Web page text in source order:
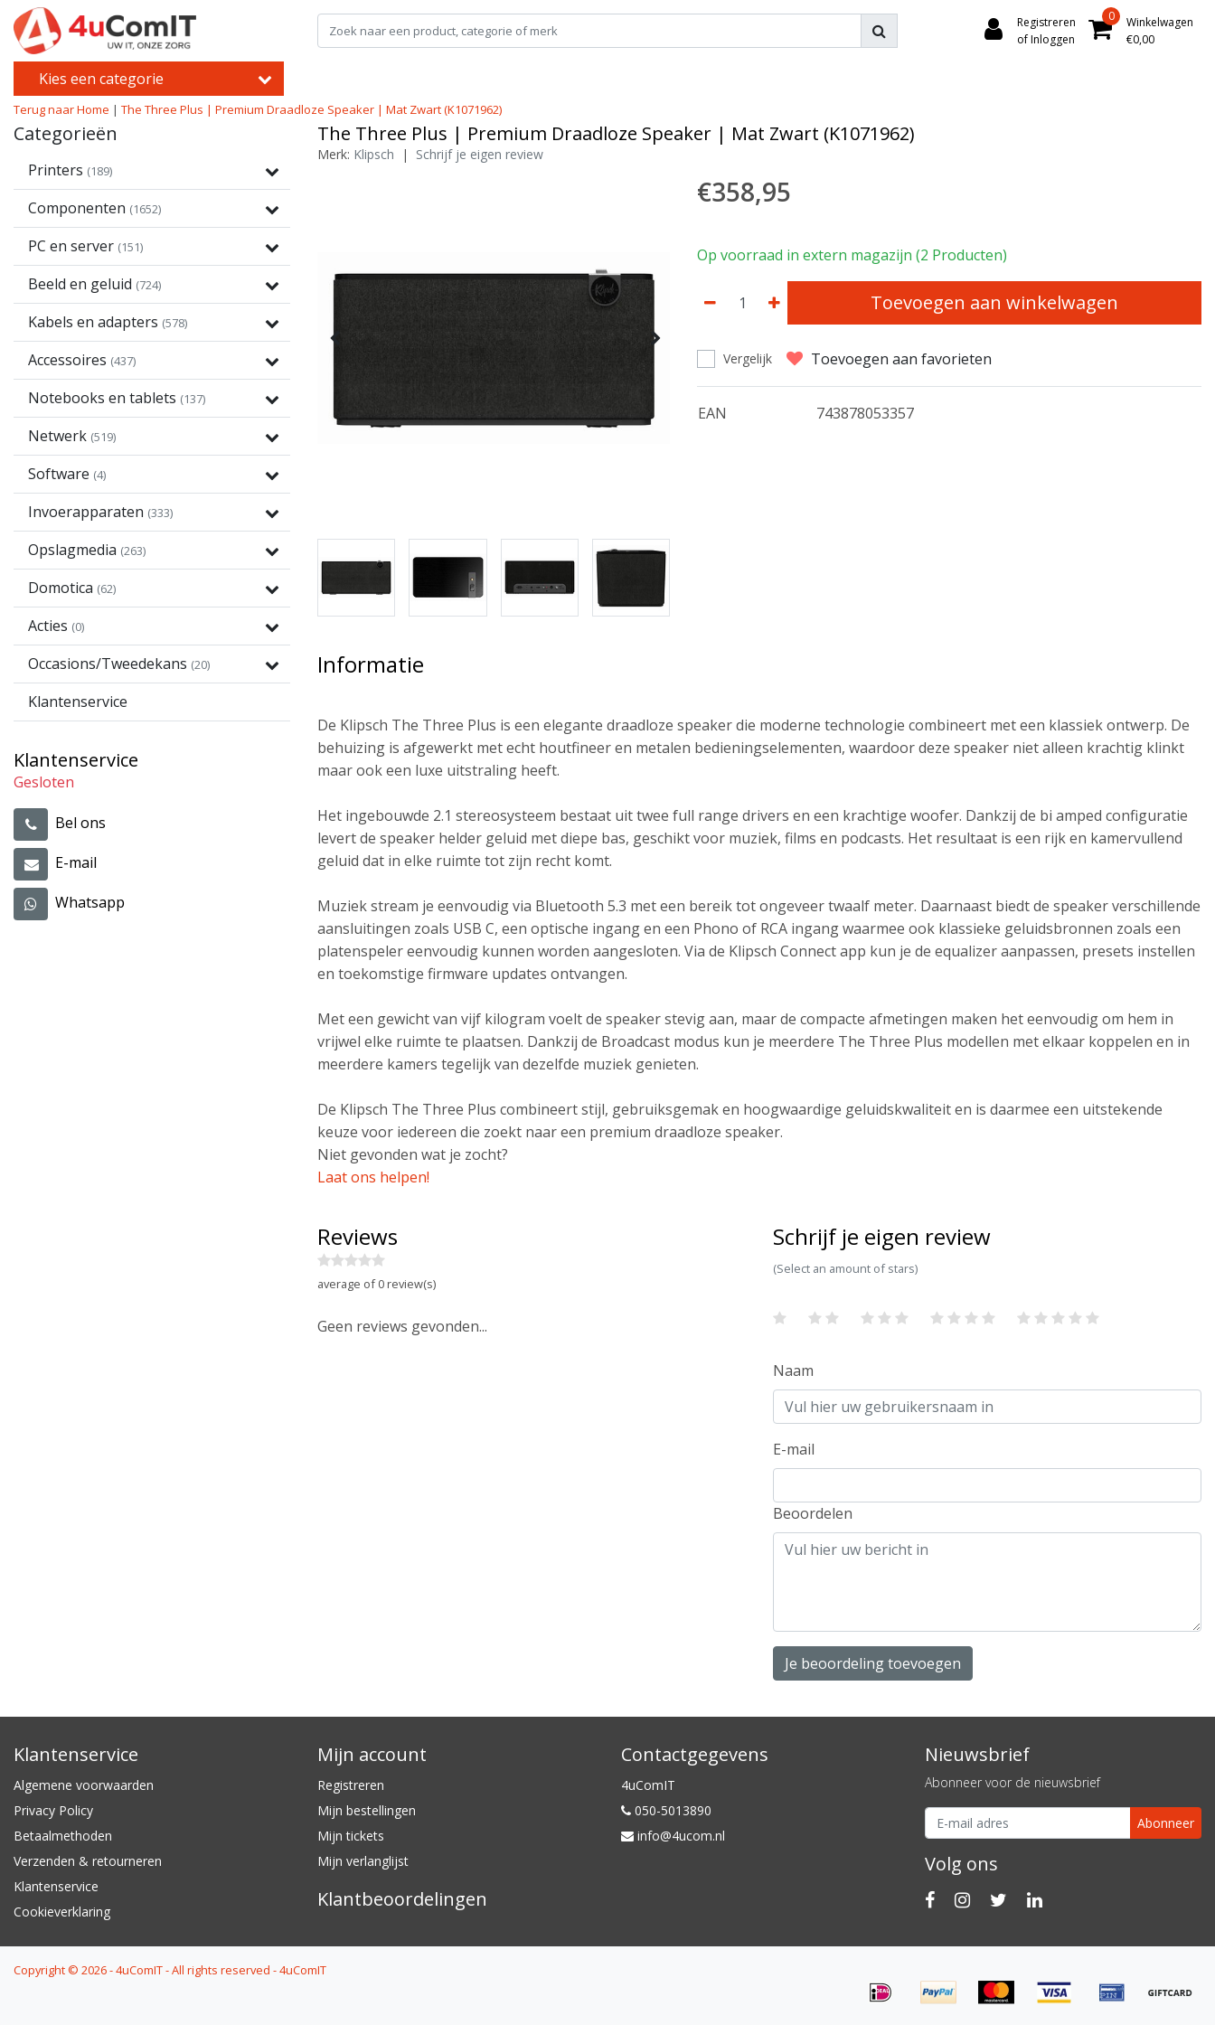
Registreren
of Inloggen
0
Winkelwagen
€0,00
Kies een categorie
Terug naar Home | The Three Plus | Premium Draadloze Speaker | Mat Zwart (K1071962)
Categorieën
Printers (189)
Componenten (1652)
PC en server (151)
Beeld en geluid (724)
Kabels en adapters (578)
Accessoires (437)
Notebooks en tablets (137)
Netwerk (519)
Software (4)
Invoerapparaten (333)
Opslagmedia (263)
Domotica (62)
Acties (0)
Occasions/Tweedekans (20)
Klantenservice
Klantenservice
Gesloten
Bel ons
E-mail
Whatsapp
The Three Plus | Premium Draadloze Speaker | Mat Zwart (K1071962)
Merk: Klipsch | Schrijf je eigen review
€358,95
Op voorraad in extern magazijn (2 Producten)
Toevoegen aan winkelwagen
Vergelijk Toevoegen aan favorieten
EAN 743878053357
Informatie
De Klipsch The Three Plus is een elegante draadloze speaker die moderne technologie combineert met een klassiek ontwerp. De
behuizing is afgewerkt met echt houtfineer en metalen bedieningselementen, waardoor deze speaker niet alleen krachtig klinkt
maar ook een luxe uitstraling heeft.
Het ingebouwde 2.1 stereosysteem bestaat uit twee full range drivers en een krachtige woofer. Dankzij de bi amped configuratie
levert de speaker helder geluid met diepe bas, geschikt voor muziek, films en podcasts. Het resultaat is een rijk en kamervullend
geluid dat in elke ruimte tot zijn recht komt.
Muziek stream je eenvoudig via Bluetooth 5.3 met een bereik tot ongeveer twaalf meter. Daarnaast biedt de speaker verschillende
aansluitingen zoals USB C, een optische ingang en een Phono of RCA ingang waarmee ook klassieke geluidsbronnen zoals een
platenspeler eenvoudig kunnen worden aangesloten. Via de Klipsch Connect app kun je de equalizer aanpassen, presets instellen
en toekomstige firmware updates ontvangen.
Met een gewicht van vijf kilogram voelt de speaker stevig aan, maar de compacte afmetingen maken het eenvoudig om hem in
vrijwel elke ruimte te plaatsen. Dankzij de Broadcast modus kun je meerdere The Three Plus modellen met elkaar koppelen en in
meerdere kamers tegelijk van dezelfde muziek genieten.
De Klipsch The Three Plus combineert stijl, gebruiksgemak en hoogwaardige geluidskwaliteit en is daarmee een uitstekende
keuze voor iedereen die zoekt naar een premium draadloze speaker.
Niet gevonden wat je zocht?
Laat ons helpen!
Reviews
average of 0 review(s)
Geen reviews gevonden...
Schrijf je eigen review
(Select an amount of stars)
Naam
E-mail
Beoordelen
Je beoordeling toevoegen
Klantenservice
Algemene voorwaarden
Privacy Policy
Betaalmethoden
Verzenden & retourneren
Klantenservice
Cookieverklaring
Mijn account
Registreren
Mijn bestellingen
Mijn tickets
Mijn verlanglijst
Klantbeoordelingen
Contactgegevens
4uComIT
050-5013890
info@4ucom.nl
Nieuwsbrief
Abonneer voor de nieuwsbrief
Abonneer
Volg ons
Copyright © 2026 - 4uComIT - All rights reserved - 4uComIT